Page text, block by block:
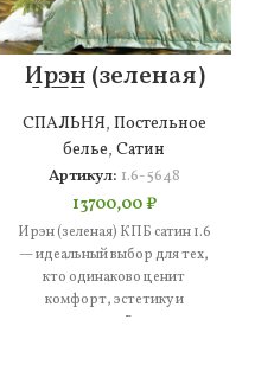
Ирэн (зеленая)
КПБ сатин 1.6
СПАЛЬНЯ, Постельное
белье, Сатин
Артикул: 1.6-5648
13700,00₽
Ирэн (зеленая) КПБ сатин 1.6
— идеальный выбор для тех,
кто одинаково ценит
комфорт, эстетику и
практичность. В составе —